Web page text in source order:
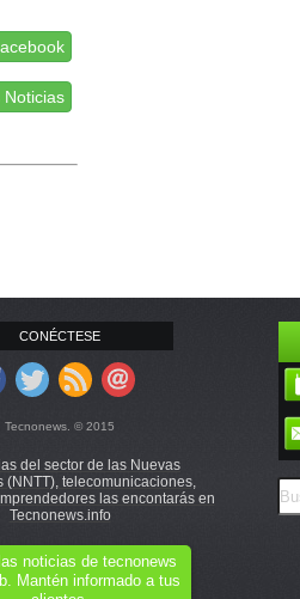
Noticias
CONÉCTESE
Tecnonews. © 2015
del sector de las Nuevas
(NNTT), telecomunicaciones,
las encontarás en
Tecnonews.info
noticias de tecnonews
Mantén informado a tus